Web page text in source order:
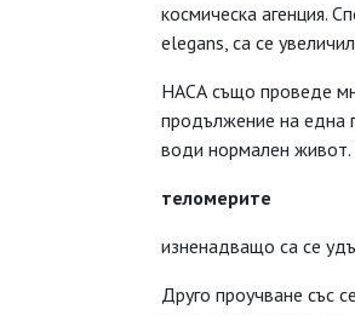
космическа агенция.
elegans, са се
НАСА също проведе
продължение на една
води нормален живот.
теломерите
изненадващо са се
Друго проучване със